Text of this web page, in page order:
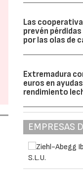
Las
prevén
por las olas de
Extremadura
euros en
rendimiento
EMPRESAS